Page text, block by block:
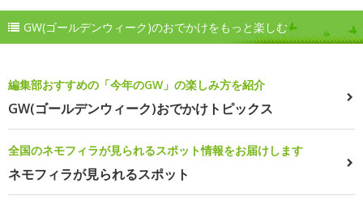
GW(ゴールデンウィーク)のおでかけをもっと楽しむ
編集部おすすめの「今年のGW」の楽しみ方を紹介
GW(ゴールデンウィーク)おでかけトピックス
全国のネモフィラが見られるスポット情報をお届けします
ネモフィラが見られるスポット